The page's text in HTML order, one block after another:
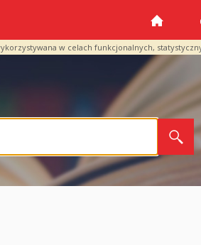
w celach funkcjonalnych,